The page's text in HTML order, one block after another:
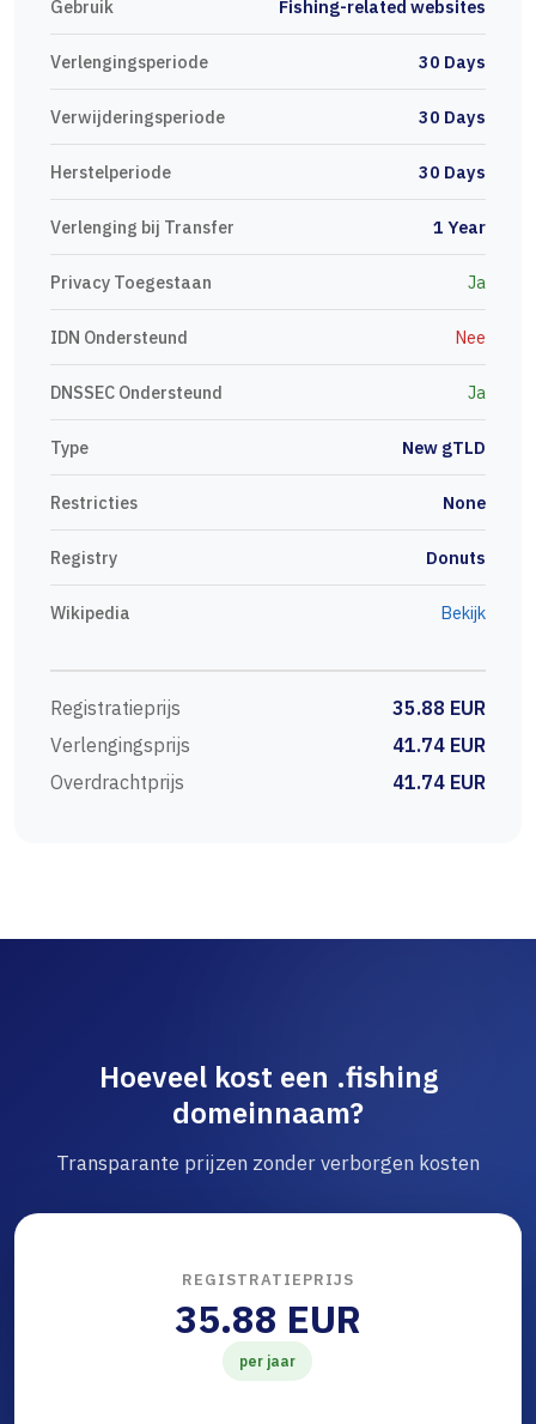
Gebruik Fishing-related websites
Verlengingsperiode 30 Days
Verwijderingsperiode 30 Days
Herstelperiode 30 Days
Verlenging bij Transfer 1 Year
Privacy Toegestaan Ja
IDN Ondersteund Nee
DNSSEC Ondersteund Ja
Type New gTLD
Restricties None
Registry Donuts
Wikipedia Bekijk
Registratieprijs
35.88 EUR
Verlengingsprijs
41.74 EUR
Overdrachtprijs
41.74 EUR
Hoeveel kost een .fishing
domeinnaam?
Transparante prijzen zonder verborgen kosten
REGISTRATIEPRIJS
35.88 EUR
per jaar